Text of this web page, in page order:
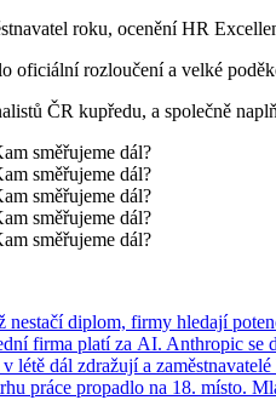
roku, ocenění HR
oficiální rozloučení a velké
ČR kupředu, a společně
nestačí diplom, firmy hledají
firma platí za AI. Anthropic se
létě dál zdražují a
práce propadlo na 18. místo.